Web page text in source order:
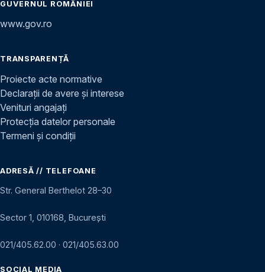
GUVERNUL ROMÂNIEI
www.gov.ro
TRANSPARENȚĂ
Proiecte acte normative
Declarații de avere și interese
Venituri angajați
Protecția datelor personale
Termeni și condiții
ADRESĂ // TELEFOANE
Str. General Berthelot 28–30
Sector 1, 010168, București
021/405.62.00 · 021/405.63.00
SOCIAL MEDIA